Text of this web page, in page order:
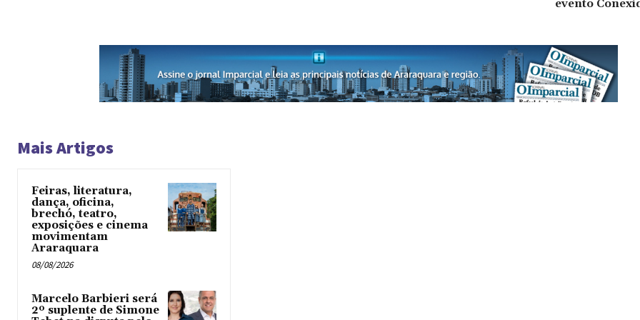
evento
Mais Artigos
Feiras, literatura,
dança, oficina,
brechó, teatro,
exposições e cinema
movimentam
Araraquara
08/08/2026
Marcelo Barbieri será
2º suplente de Simone